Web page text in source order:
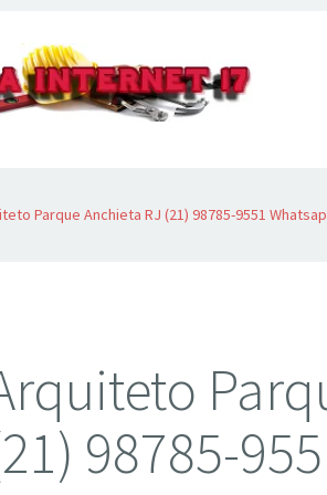
Parque Anchieta RJ (21) 98785-9551
98785-